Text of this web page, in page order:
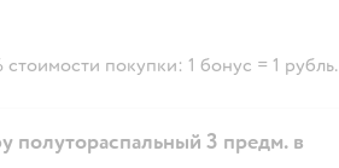
покупки: 1 бонус = 1 рубль.
полутораспальный 3 предм. в